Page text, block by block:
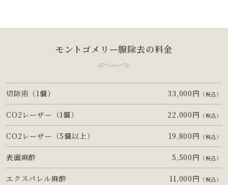
モントゴメリー腺除去の料金
切除術（1個） 33,000円 （税込）
CO2レーザー（1個） 22,000円 （税込）
CO2レーザー（5個以上） 19,800円 （税込）
表面麻酔 5,500円 （税込）
エクスパレル麻酔 11,000円 （税込）